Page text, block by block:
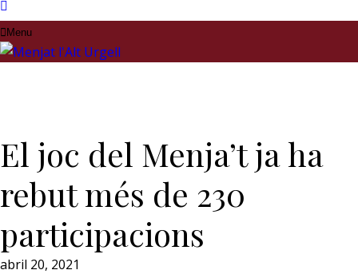
Menu
El joc del Menja’t ja ha
rebut més de 230
participacions
abril 20, 2021